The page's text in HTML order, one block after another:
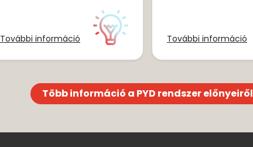
További információ További információ
Több információ a PYD rendszer előnyeiről